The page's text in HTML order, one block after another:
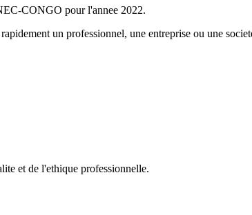
CONGO pour l'annee 2022.
un professionnel, une entreprise ou une
et de l'ethique professionnelle.